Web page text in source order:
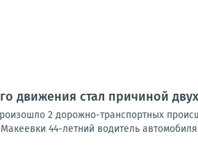
движения стал причиной
2 дорожно-транспортных
44-летний водитель